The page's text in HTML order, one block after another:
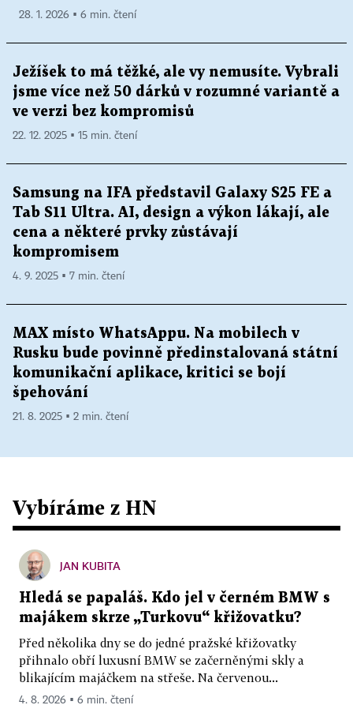
28. 1. 2026 ▪ 6 min. čtení
Ježíšek to má těžké, ale vy nemusíte. Vybrali
jsme více než 50 dárků v rozumné variantě a
ve verzi bez kompromisů
22. 12. 2025 ▪ 15 min. čtení
Samsung na IFA představil Galaxy S25 FE a
Tab S11 Ultra. AI, design a výkon lákají, ale
cena a některé prvky zůstávají
kompromisem
4. 9. 2025 ▪ 7 min. čtení
MAX místo WhatsAppu. Na mobilech v
Rusku bude povinně předinstalovaná státní
komunikační aplikace, kritici se bojí
špehování
21. 8. 2025 ▪ 2 min. čtení
Vybíráme z HN
JAN KUBITA
Hledá se papaláš. Kdo jel v černém BMW s
majákem skrze „Turkovu“ křižovatku?
Před několika dny se do jedné pražské křižovatky
přihnalo obří luxusní BMW se začerněnými skly a
blikajícím majáčkem na střeše. Na červenou...
4. 8. 2026 ▪ 6 min. čtení